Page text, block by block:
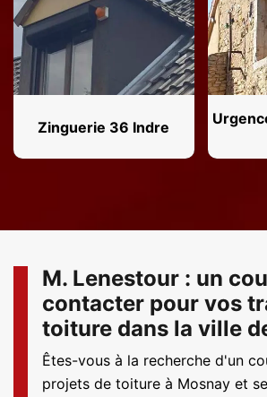
Zinguerie 36 Indre
M. Lenestour : un
contacter pour vos
toiture dans la ville
Êtes-vous à la recherche d'un
projets de toiture à Mosnay et